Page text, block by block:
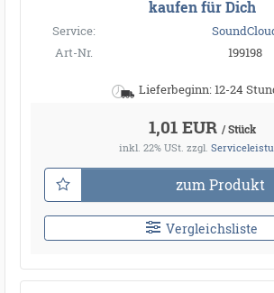
kaufen für Dich
Service:
Art-Nr.
199198
Lieferbeginn: 12-24
1,01 EUR / Stück
inkl. 22% USt. zzgl.
zum Produkt
Vergleichsliste